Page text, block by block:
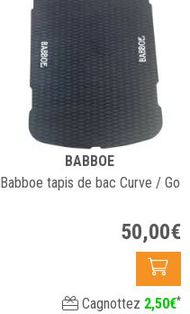
BABBOE
Babboe tapis de bac Curve / Go
50,00€
Cagnottez 2,50€*